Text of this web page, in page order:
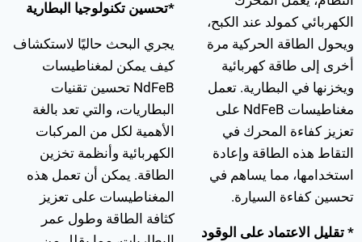
الكهربائي كمولد عند الكبح،
ويحول الطاقة الحركية مرة
أخرى إلى طاقة كهربائية
ويخزنها في البطارية. تعمل
مغناطيسات NdFeB على
تعزيز كفاءة المحرك في
التقاط هذه الطاقة وإعادة
استخدامها، مما يساهم في
تحسين كفاءة السيارة.
* تقليل الاعتماد على الوقود
*تحسين تكنولوجيا البطارية
يجري البحث حاليًا لاستكشاف
كيف يمكن لمغناطيسات
NdFeB تحسين تقنيات
البطاريات، والتي تعد بالغة
الأهمية لكل من المركبات
الكهربائية وأنظمة تخزين
الطاقة. يمكن أن تعمل هذه
المغناطيسات على تعزيز
كثافة الطاقة وطول عمر